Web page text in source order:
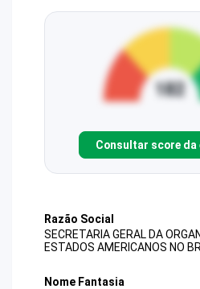
Consultar score da
Razão Social
SECRETARIA GERAL DA
ESTADOS AMERICANOS NO
Nome Fantasia